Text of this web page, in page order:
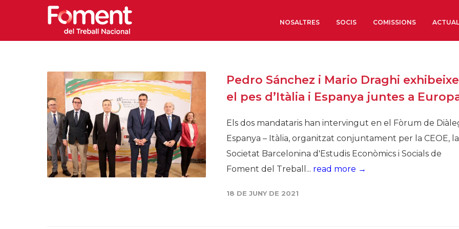
NOSALTRES
Òrgans de Govern
Òrgans Consultius
Estructura Executiva
Institut d’Estudis
Societat Barcelonesa
Econòmics i Socials
SOCIS COMISSIONS
Pedro Sánchez i Mario Draghi
el pes d’Itàlia i Espanya juntes a
Els dos mandataris han intervingut en el Fòrum de
Espanya – Itàlia, organitzat conjuntament per la CEOE, la
Societat Barcelonina d'Estudis Econòmics i Socials de
Foment del Treball... read more →
18 DE JUNY DE 2021